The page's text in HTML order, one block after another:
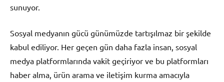
sunuyor.
Sosyal medyanın gücü günümüzde tartışılmaz bir şekilde
kabul ediliyor. Her geçen gün daha fazla insan, sosyal
medya platformlarında vakit geçiriyor ve bu platformları
haber alma, ürün arama ve iletişim kurma amacıyla